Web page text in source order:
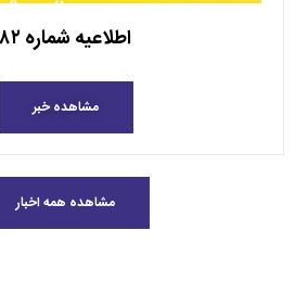
اطلاعیه شماره ۸۲
مشاهده خبر
مشاهده همه اخبار